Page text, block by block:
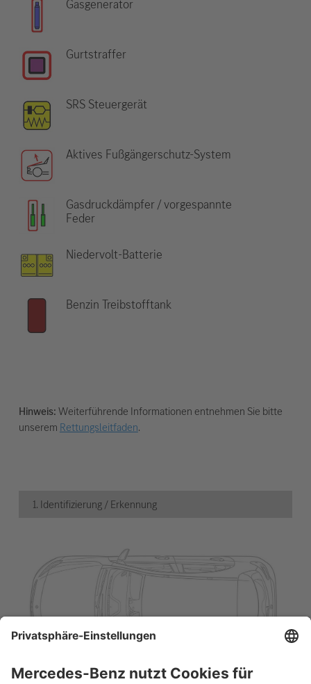
Gasgenerator
Gurtstraffer
SRS Steuergerät
Aktives Fußgängerschutz-System
Gasdruckdämpfer / vorgespannte
Feder
Niedervolt-Batterie
Benzin Treibstofftank
Hinweis:Weiterführende Informationen entnehmen Sie bitte
unserem Rettungsleitfaden.
1. Identifizierung / Erkennung